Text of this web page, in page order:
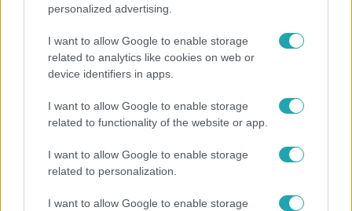
personalized advertising.
I want to allow Google to enable storage
related to analytics like cookies on web or
device identifiers in apps.
I want to allow Google to enable storage
related to functionality of the website or app.
I want to allow Google to enable storage
related to personalization.
I want to allow Google to enable storage